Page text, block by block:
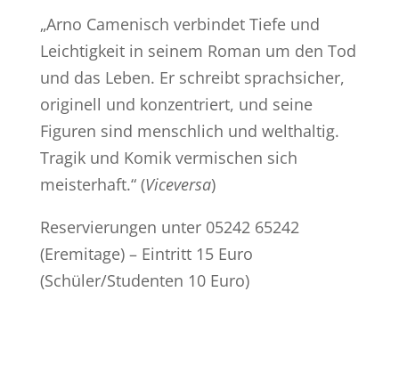
„Arno Camenisch verbindet Tiefe und
Leichtigkeit in seinem Roman um den Tod
und das Leben. Er schreibt sprachsicher,
originell und konzentriert, und seine
Figuren sind menschlich und welthaltig.
Tragik und Komik vermischen sich
meisterhaft.“ (Viceversa)
Reservierungen unter 05242 65242
(Eremitage) – Eintritt 15 Euro
(Schüler/Studenten 10 Euro)